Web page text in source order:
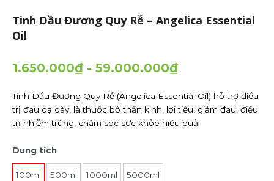
Tinh Dầu Đương Quy Rễ – Angelica Essential
Oil
1.650.000₫ - 59.000.000₫
Tinh Dầu Đương Quy Rễ (Angelica Essential Oil) hỗ trợ điều
trị đau dạ dày, là thuốc bổ thần kinh, lợi tiểu, giảm đau, điều
trị nhiễm trùng, chăm sóc sức khỏe hiệu quả.
Dung tích
100ml 500ml 1000ml 5000ml
Tinh
Dầu
Đương